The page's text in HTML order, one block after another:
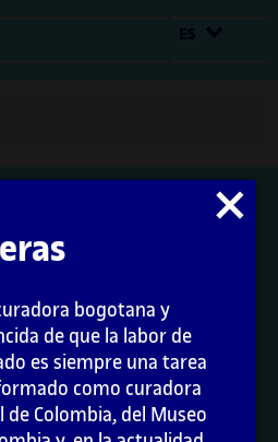
Cerrar
bogotana y
de que la labor de
es siempre una tarea
como curadora
de Colombia, del Museo